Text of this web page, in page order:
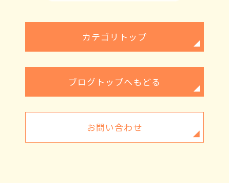
カテゴリトップ
ブログトップへもどる
お問い合わせ